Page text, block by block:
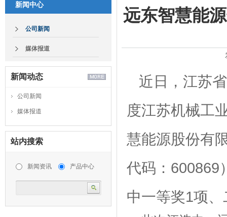
新闻中心
公司新闻
媒体报道
新闻动态
公司新闻
媒体报道
站内搜索
新闻资讯 产品中心
远东智慧能
近日，江苏
度江苏机械工
慧能源股份有
代码：600869
中一等奖1项